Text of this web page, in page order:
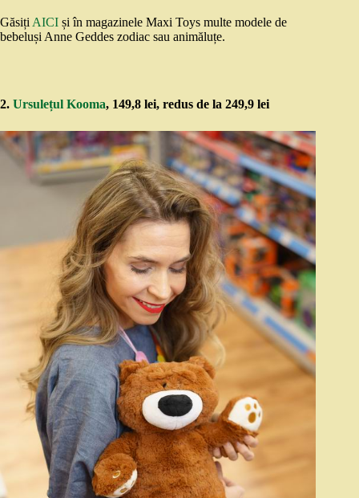
GăsițiAICI și în magazinele Maxi Toys multe modele de
bebeluși Anne Geddes zodiac sau animăluțe.
2. Ursulețul Kooma, 149,8 lei, redus de la 249,9 lei